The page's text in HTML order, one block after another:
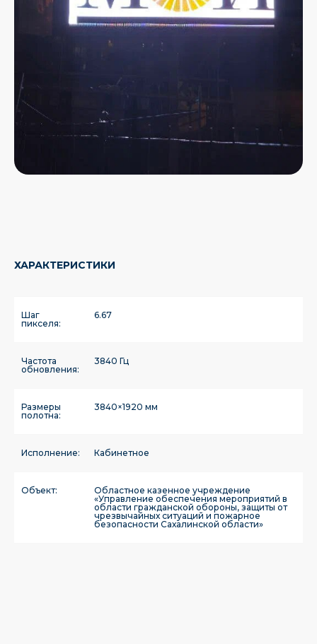
ХАРАКТЕРИСТИКИ
Шаг
пикселя:
6.67
Частота
обновления:
3840 Гц
Размеры
полотна:
3840×1920 мм
Исполнение: Кабинетное
Объект:
Областное казенное учреждение
«Управление обеспечения мероприятий в
области гражданской обороны, защиты от
чрезвычайных ситуаций и пожарное
безопасности Сахалинской области»